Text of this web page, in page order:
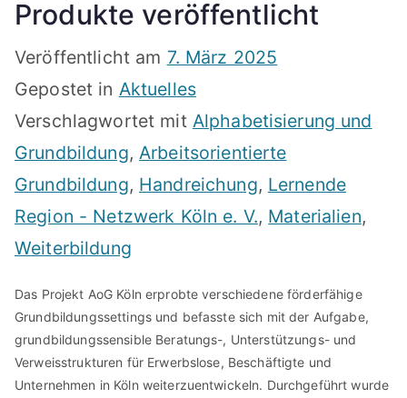
Produkte veröffentlicht
Veröffentlicht am 7. März 2025
Gepostet in Aktuelles
Verschlagwortet mit Alphabetisierung und
Grundbildung, Arbeitsorientierte
Grundbildung, Handreichung, Lernende
Region - Netzwerk Köln e. V., Materialien,
Weiterbildung
Das Projekt AoG Köln erprobte verschiedene förderfähige
Grundbildungssettings und befasste sich mit der Aufgabe,
grundbildungssensible Beratungs-, Unterstützungs- und
Verweisstrukturen für Erwerbslose, Beschäftigte und
Unternehmen in Köln weiterzuentwickeln. Durchgeführt wurde